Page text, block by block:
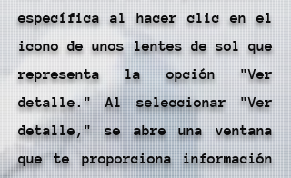
específica al hacer clic en el
icono de unos lentes de sol que
representa la opción "Ver
detalle." Al seleccionar "Ver
detalle," se abre una ventana
que te proporciona información